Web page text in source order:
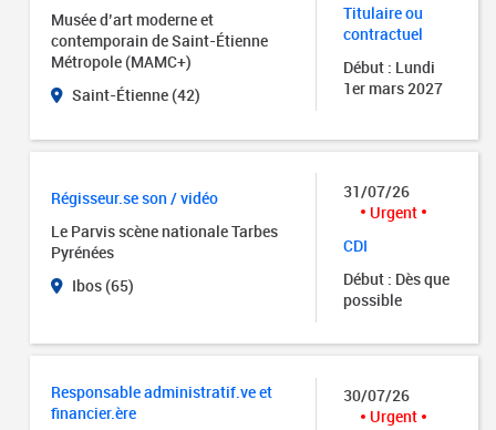
Musée d’art moderne et
contemporain de Saint-Étienne
Métropole (MAMC+)
Saint-Étienne (42)
Titulaire ou
contractuel
Début : Lundi
1er mars 2027
Régisseur.se son / vidéo
Le Parvis scène nationale Tarbes
Pyrénées
Ibos (65)
31/07/26
Urgent
CDI
Début : Dès que
possible
Responsable administratif.ve et
financier.ère
30/07/26
Urgent